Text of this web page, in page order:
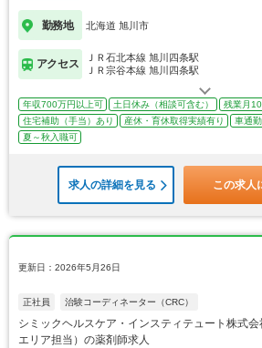
勤務地 北海道 旭川市
アクセス
ＪＲ石北本線 旭川四条駅
ＪＲ宗谷本線 旭川四条駅
年収700万円以上可 土日休み（相談可含む）
残業月
住宅補助（手当）あり
産休・育休取得実績有り 車通
夏～秋入職可
求人の詳細を見る この求人
更新日：2026年5月26日
正社員 治験コーディネーター（CRC）
シミックヘルスケア・インスティテュート株式
エリア担当）の薬剤師求人